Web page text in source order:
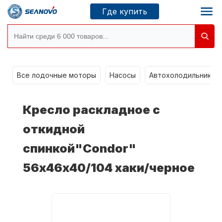
Где купить
Новосибирск
Где купить
Сервисные центры
Моторы SEANOVO
Моторы CONDOR
Все лодочные моторы Насосы Автохолодильники
Кресло раскладное с
откидной
спинкой"Condor"
56х46х40/104 хаки/черное